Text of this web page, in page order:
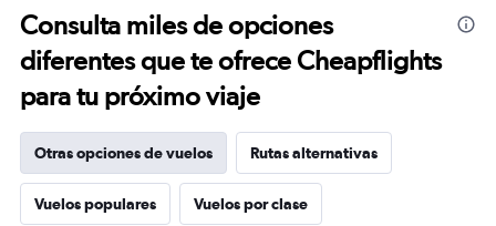
Consulta miles de opciones
diferentes que te ofrece Cheapflights
para tu próximo viaje
Otras opciones de vuelos Rutas alternativas
Vuelos populares Vuelos por clase